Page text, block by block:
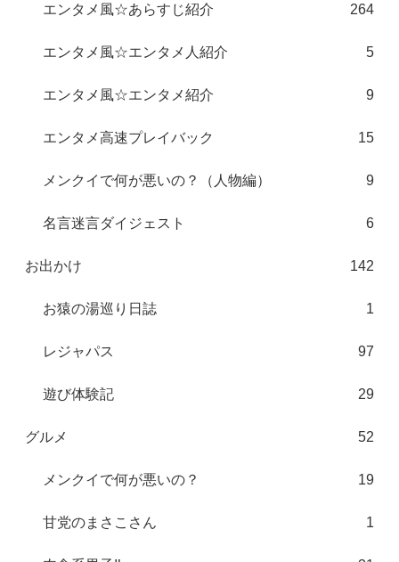
エンタメ風☆あらすじ紹介 264
エンタメ風☆エンタメ人紹介 5
エンタメ風☆エンタメ紹介 9
エンタメ高速プレイバック 15
メンクイで何が悪いの？（人物編） 9
名言迷言ダイジェスト 6
お出かけ 142
お猿の湯巡り日誌 1
レジャパス 97
遊び体験記 29
グルメ 52
メンクイで何が悪いの？ 19
甘党のまさこさん 1